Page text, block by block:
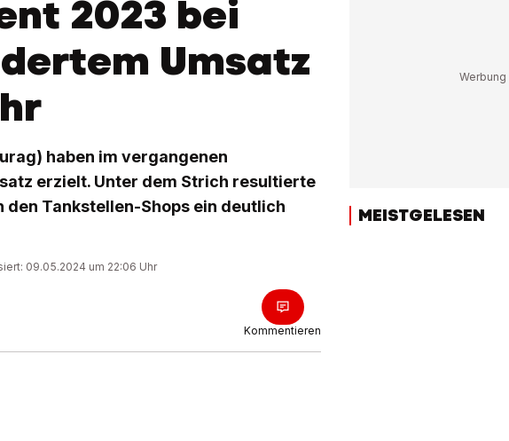
2023 bei
Umsatz
haben im vergangenen
erzielt. Unter dem Strich resultierte
den Tankstellen-Shops ein deutlich
09.05.2024 um 22:06 Uhr
Kommentieren
MEISTGELESEN